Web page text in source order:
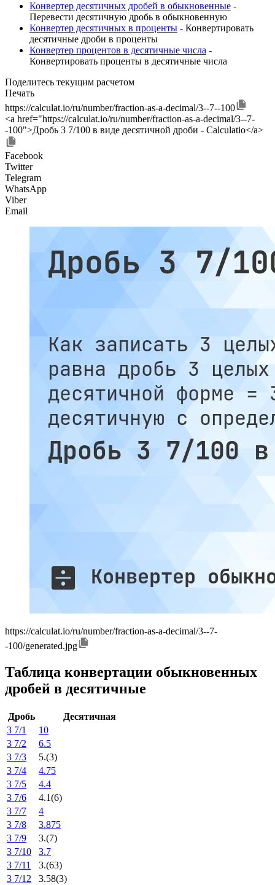
Конвертер десятичных дробей в обыкновенные -
Перевести десятичную дробь в обыкновенную
Конвертер десятичных в проценты - Конвертировать
десятичные дроби в проценты
Конвертер процентов в десятичные числа -
Конвертировать проценты в десятичные числа
Поделитесь текущим расчетом
Печать
https://calculat.io/ru/number/fraction-as-a-decimal/3--7--100
<a href="https://calculat.io/ru/number/fraction-as-a-decimal/3--7-
-100">Дробь 3 7/100 в виде десятичной дроби - Calculatio</a>
Facebook
Twitter
Telegram
WhatsApp
Viber
Email
https://calculat.io/ru/number/fraction-as-a-decimal/3--7-
-100/generated.jpg
Таблица конвертации обыкновенных
дробей в десятичные
Дробь
Десятичная
3 7/1
10
3 7/2
6.5
3 7/3
5.(3)
3 7/4
4.75
3 7/5
4.4
3 7/6
4.1(6)
3 7/7
4
3 7/8
3.875
3 7/9
3.(7)
3 7/10
3.7
3 7/11
3.(63)
3 7/12
3.58(3)